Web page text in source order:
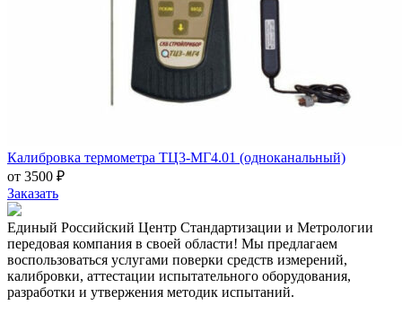
Калибровка термометра ТЦ3-МГ4.01 (одноканальный)
от 3500 ₽
Заказать
Единый Российский Центр Стандартизации и Метрологии
передовая компания в своей области! Мы предлагаем
воспользоваться услугами поверки средств измерений,
калибровки, аттестации испытательного оборудования,
разработки и утвержения методик испытаний.